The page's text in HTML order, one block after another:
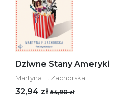
Dziwne Stany Ameryki
Martyna F. Zachorska
32,94 zł 54,90 zł